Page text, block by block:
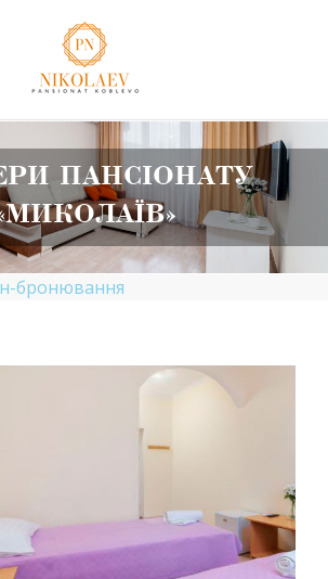
ПАНСІОНАТУ
бронювання